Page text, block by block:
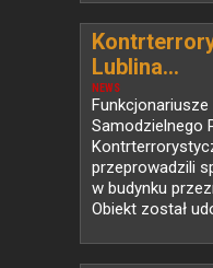
NEWS
Lublina...
Funkcjonariusze
Samodzielnego
przeprowadzili
w budynku
Obiekt został